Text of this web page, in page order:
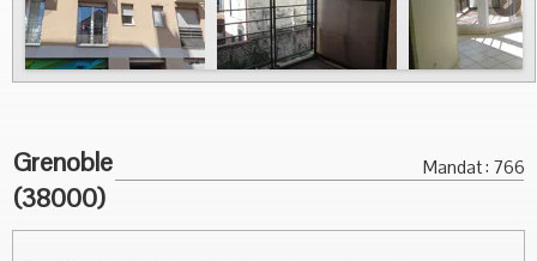
Grenoble
(38000)
Mandat : 766